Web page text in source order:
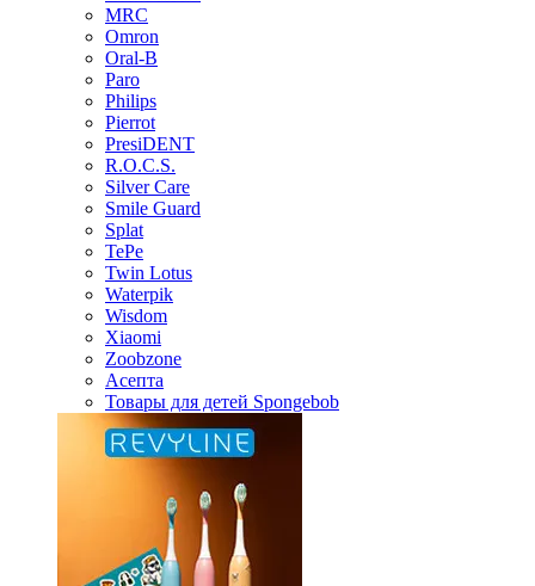
MRC
Omron
Oral-B
Paro
Philips
Pierrot
PresiDENT
R.O.C.S.
Silver Care
Smile Guard
Splat
TePe
Twin Lotus
Waterpik
Wisdom
Xiaomi
Zoobzone
Асепта
Товары для детей Spongebob